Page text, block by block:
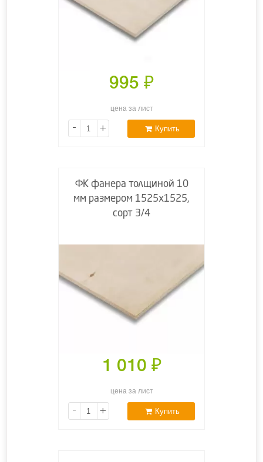
995 ₽
цена за лист
- + Купить
ФК фанера толщиной 10
мм размером 1525х1525,
сорт 3/4
1 010 ₽
цена за лист
- + Купить